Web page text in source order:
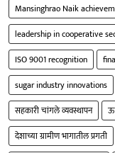
Mansinghrao Naik
leadership in cooperative
ISO 9001 recognition
sugar industry innovations
सहकारी चांगले व्यवस्थापन
देशाच्या ग्रामीण भागातील प्रगती